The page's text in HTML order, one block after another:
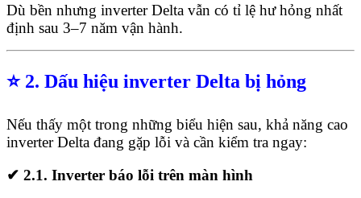
Dù bền nhưng inverter Delta vẫn có tỉ lệ hư hỏng nhất
định sau 3–7 năm vận hành.
⭐ 2. Dấu hiệu inverter Delta bị hỏng
Nếu thấy một trong những biểu hiện sau, khả năng cao
inverter Delta đang gặp lỗi và cần kiểm tra ngay:
✔ 2.1. Inverter báo lỗi trên màn hình